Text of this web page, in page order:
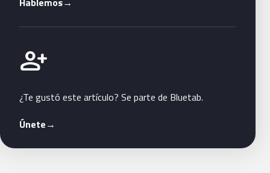
person_add
Únete a Bluetab
¿Te gustó este artículo? Se parte de Bluetab.
Únete→